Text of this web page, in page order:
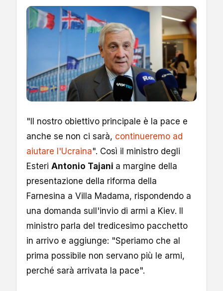
"Il nostro obiettivo principale è la pace e
anche se non ci sarà, continueremo ad
aiutare l'Ucraina". Così il ministro degli
Esteri Antonio Tajani a margine della
presentazione della riforma della
Farnesina a Villa Madama, rispondendo a
una domanda sull'invio di armi a Kiev. Il
ministro parla del tredicesimo pacchetto
in arrivo e aggiunge: "Speriamo che al
prima possibile non servano più le armi,
perché sarà arrivata la pace".